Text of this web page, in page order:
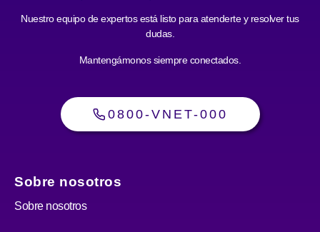
Nuestro equipo de expertos está listo para atenderte y resolver tus
dudas.
Mantengámonos siempre conectados.
0800-VNET-000
Sobre nosotros
Sobre nosotros